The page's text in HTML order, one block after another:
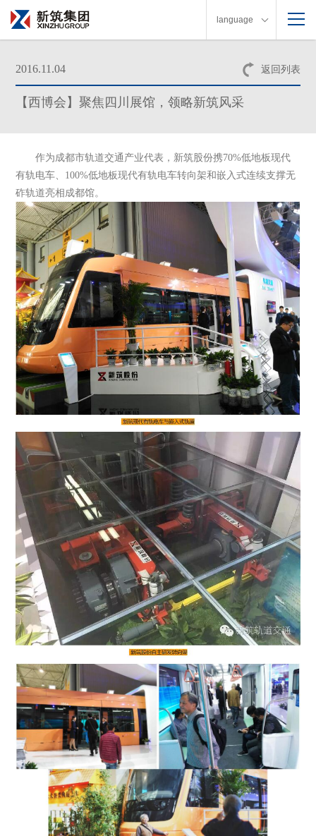
language
返回列表
2016.11.04
【西博会】聚焦四川展馆，领略新筑风采
作为成都市轨道交通产业代表，新筑股份携70%低地板现代
有轨电车、100%低地板现代有轨电车转向架和嵌入式连续支撑无
砟轨道亮相成都馆。